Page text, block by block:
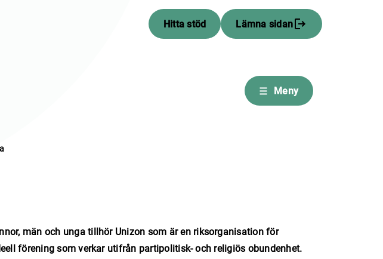
Hitta stöd Lämna sidan
Meny
män och unga tillhör Unizon som är en riksorganisation för
förening som verkar utifrån partipolitisk- och religiös obundenhet.